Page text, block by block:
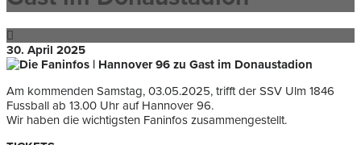
30. April 2025
Am kommenden Samstag, 03.05.2025, trifft der SSV Ulm 1846
Fussball ab 13.00 Uhr auf Hannover 96.
Wir haben die wichtigsten Faninfos zusammengestellt.